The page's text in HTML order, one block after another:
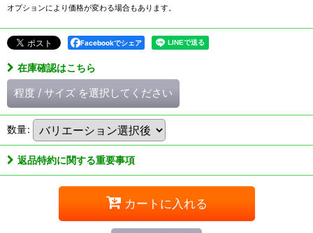
オプションにより価格が変わる場合もあります。
Facebookでシェア
在庫確認はこちら
程度 / サイズ を選択してください
数量:
返品特約に関する重要事項
カートに入れる